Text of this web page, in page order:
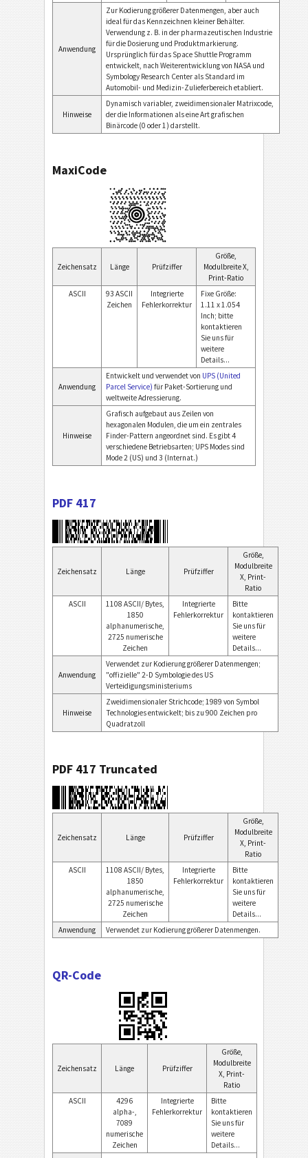
Anwendung
Zur Kodierung größerer Datenmengen, aber auch
ideal für das Kennzeichnen kleiner Behälter.
Verwendung z. B. in der pharmazeutischen Industrie
für die Dosierung und Produktmarkierung.
Ursprünglich für das Space Shuttle Programm
entwickelt, nach Weiterentwicklung von NASA und
Symbology Research Center als Standard im
Automobil- und Medizin-Zulieferbereich etabliert.
Hinweise
Dynamisch variabler, zweidimensionaler Matrixcode,
der die Informationen als eine Art grafischen
Binärcode (0 oder 1) darstellt.
MaxiCode
Zeichensatz Länge Prüfziffer
Größe,
Modulbreite X,
Print-Ratio
ASCII
93 ASCII
Zeichen
Integrierte
Fehlerkorrektur
Fixe Größe:
1.11 x 1.054
Inch; bitte
kontaktieren
Sie uns für
weitere
Details...
Anwendung
Entwickelt und verwendet von UPS (United
Parcel Service) für Paket-Sortierung und
weltweite Adressierung.
Hinweise
Grafisch aufgebaut aus Zeilen von
hexagonalen Modulen, die um ein zentrales
Finder-Pattern angeordnet sind. Es gibt 4
verschiedene Betriebsarten; UPS Modes sind
Mode 2 (US) und 3 (Internat.)
PDF 417
Zeichensatz Länge Prüfziffer
Größe,
Modulbreite
X, Print-
Ratio
ASCII
1108 ASCII/ Bytes,
1850
alphanumerische,
2725 numerische
Zeichen
Integrierte
Fehlerkorrektur
Bitte
kontaktieren
Sie uns für
weitere
Details...
Anwendung
Verwendet zur Kodierung größerer Datenmengen;
"offizielle" 2-D Symbologie des US
Verteidigungsministeriums
Hinweise
Zweidimensionaler Strichcode; 1989 von Symbol
Technologies entwickelt; bis zu 900 Zeichen pro
Quadratzoll
PDF 417 Truncated
Zeichensatz Länge Prüfziffer
Größe,
Modulbreite
X, Print-
Ratio
ASCII
1108 ASCII/ Bytes,
1850
alphanumerische,
2725 numerische
Zeichen
Integrierte
Fehlerkorrektur
Bitte
kontaktieren
Sie uns für
weitere
Details...
Anwendung
Verwendet zur Kodierung größerer Datenmengen.
QR-Code
Zeichensatz Länge Prüfziffer
Größe,
Modulbreite
X, Print-
Ratio
ASCII
4296
alpha-,
7089
numerische
Zeichen
Integrierte
Fehlerkorrektur
Bitte
kontaktieren
Sie uns für
weitere
Details...